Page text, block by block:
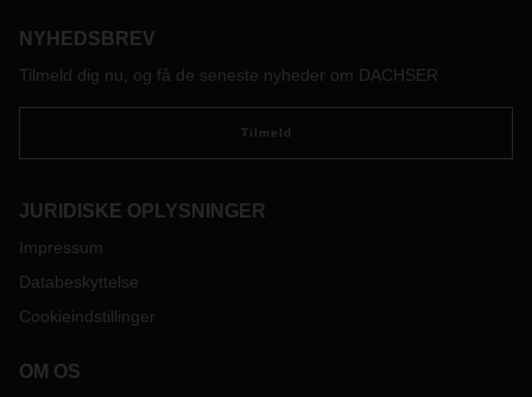
NYHEDSBREV
Tilmeld dig nu, og få de seneste nyheder om DACHSER
Tilmeld
JURIDISKE OPLYSNINGER
Impressum
Databeskyttelse
Cookieindstillinger
OM OS